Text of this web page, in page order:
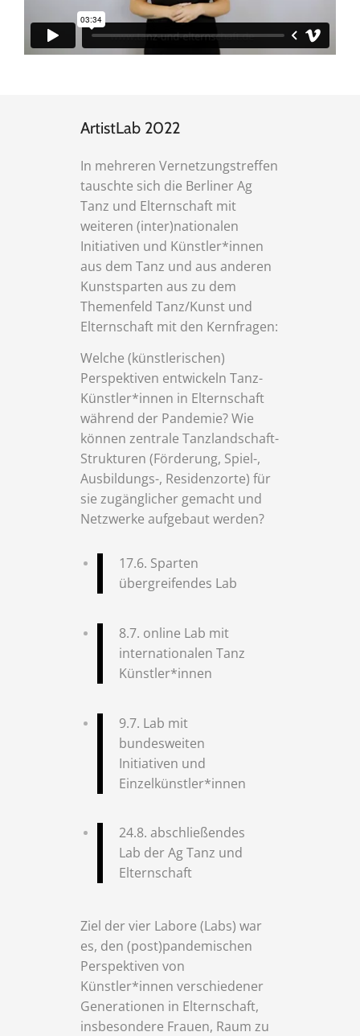
ArtistLab 2022
In mehreren Vernetzungstreffen
tauschte sich die Berliner Ag
Tanz und Elternschaft mit
weiteren (inter)nationalen
Initiativen und Künstler*innen
aus dem Tanz und aus anderen
Kunstsparten aus zu dem
Themenfeld Tanz/Kunst und
Elternschaft mit den Kernfragen:
Welche (künstlerischen)
Perspektiven entwickeln Tanz-
Künstler*innen in Elternschaft
während der Pandemie? Wie
können zentrale Tanzlandschaft-
Strukturen (Förderung, Spiel-,
Ausbildungs-, Residenzorte) für
sie zugänglicher gemacht und
Netzwerke aufgebaut werden?
17.6. Sparten
übergreifendes Lab
8.7. online Lab mit
internationalen Tanz
Künstler*innen
9.7. Lab mit
bundesweiten
Initiativen und
Einzelkünstler*innen
24.8. abschließendes
Lab der Ag Tanz und
Elternschaft
Ziel der vier Labore (Labs) war
es, den (post)pandemischen
Perspektiven von
Künstler*innen verschiedener
Generationen in Elternschaft,
insbesondere Frauen, Raum zu